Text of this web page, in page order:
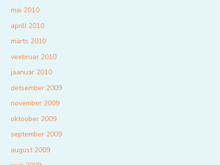
mai 2010
aprill 2010
märts 2010
veebruar 2010
jaanuar 2010
detsember 2009
november 2009
oktoober 2009
september 2009
august 2009